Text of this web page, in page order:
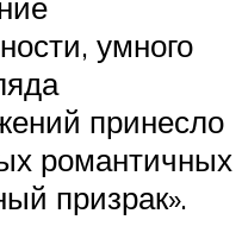
умного
принесло
романтичных
призрак».